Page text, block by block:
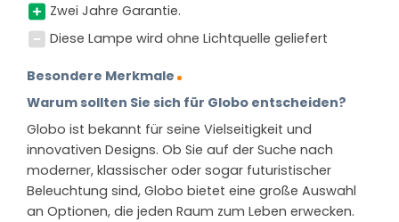
Zwei Jahre Garantie.
Diese Lampe wird ohne Lichtquelle geliefert
Besondere Merkmale
Warum sollten Sie sich für Globo entscheiden?
Globo ist bekannt für seine Vielseitigkeit und
innovativen Designs. Ob Sie auf der Suche nach
moderner, klassischer oder sogar futuristischer
Beleuchtung sind, Globo bietet eine große Auswahl
an Optionen, die jeden Raum zum Leben erwecken.